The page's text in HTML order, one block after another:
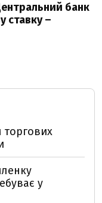
банк
ставку –
торгових
у